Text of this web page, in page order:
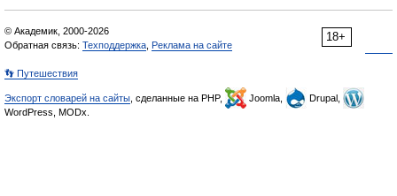
18+
© Академик, 2000-2026
Обратная связь: Техподдержка Реклама на сайте
👣 Путешествия
Экспорт словарей на сайты , сделанные на PHP, Joomla,
Drupal,
WordPress, MODx.